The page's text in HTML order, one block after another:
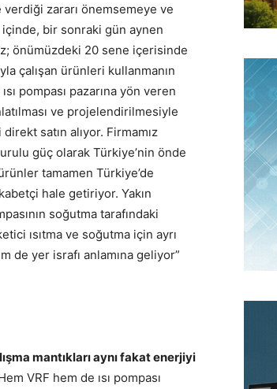
verdiği zararı önemsemeye ve
bir sonraki gün aynen
önümüzdeki 20 sene içerisinde
çalışan ürünleri kullanmanın
pompası pazarına yön veren
ve projelendirilmesiyle
satın alıyor. Firmamız
güç olarak Türkiye’nin önde
tamamen Türkiye’de
hale getiriyor. Yakın
soğutma tarafındaki
ısıtma ve soğutma için ayrı
de yer israfı anlamına geliyor”
mantıkları aynı fakat enerjiyi
VRF hem de ısı pompası